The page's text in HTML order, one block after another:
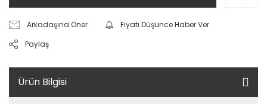
Arkadaşına Öner
Fiyatı Düşünce Haber Ver
Paylaş
Ürün Bilgisi